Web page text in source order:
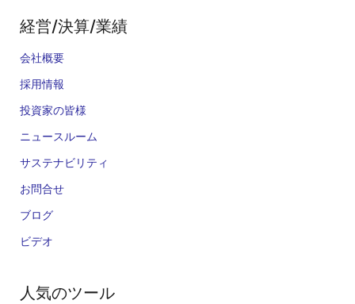
経営/決算/業績
会社概要
採用情報
投資家の皆様
ニュースルーム
サステナビリティ
お問合せ
ブログ
ビデオ
人気のツール